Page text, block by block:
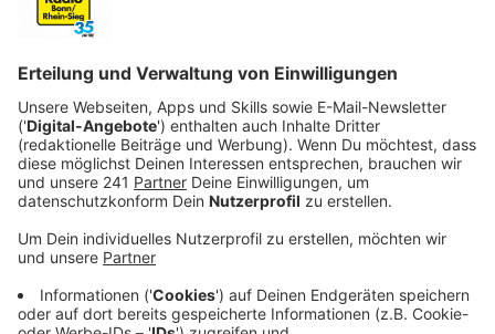
Anzeige
Bei „Ei hoch 3“ dreht sich alles um die größten Hits aus
den 80ern, 90ern und 2000ern. Jeder Aktionstag
widmet sich einem Jahrzehnt. Von der Musikauswahl
bis ins Programm. Karsamstag gibt es die größten Hits
der 80er. Ostersonntag stehen die Kultsongs der 90er
im Fokus. Ostermontag laufen die Highlights der
2000er.